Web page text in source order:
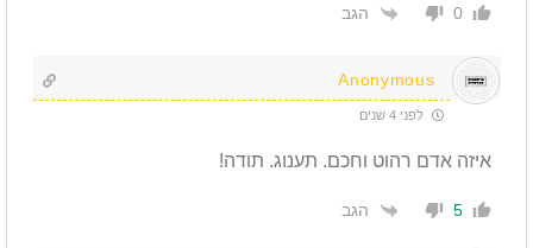
0 הגב
Anonymous
לפני 4 שנים
איזה אדם רהוט וחכם. תענוג. תודה!
5 הגב